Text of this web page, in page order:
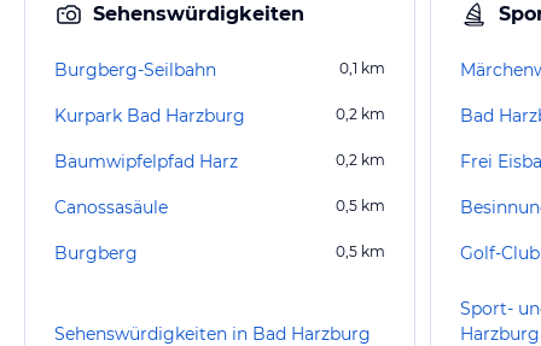
Sehenswürdigkeiten
Burgberg-Seilbahn 0,1 km
Kurpark Bad Harzburg 0,2 km
Baumwipfelpfad Harz 0,2 km
Canossasäule 0,5 km
Burgberg 0,5 km
Sehenswürdigkeiten in Bad Harzburg
Bad
Frei
Golf-
Sport-
Harzburg